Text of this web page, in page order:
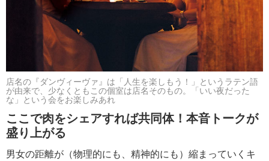
店名の『ダンヴィーヴァ』は「人生を楽しもう！」というラテン語
が由来で、少なくともこの個室は店名そのもの。「いい夜だった
な」という会をお楽しみあれ
ここで肉をシェアすれば共同体！本音トークが
盛り上がる
男女の距離が（物理的にも、精神的にも）縮まっていくキ